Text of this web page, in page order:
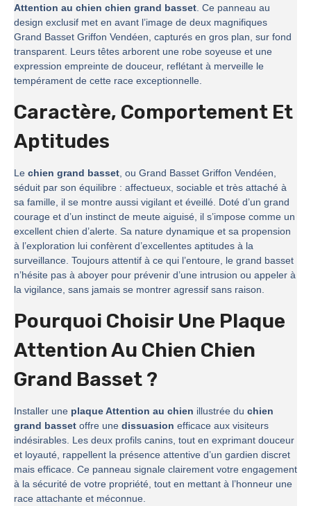
Attention au chien chien grand basset. Ce panneau au
design exclusif met en avant l’image de deux magnifiques
Grand Basset Griffon Vendéen, capturés en gros plan, sur fond
transparent. Leurs têtes arborent une robe soyeuse et une
expression empreinte de douceur, reflétant à merveille le
tempérament de cette race exceptionnelle.
Caractère, Comportement Et
Aptitudes
Le chien grand basset, ou Grand Basset Griffon Vendéen,
séduit par son équilibre : affectueux, sociable et très attaché à
sa famille, il se montre aussi vigilant et éveillé. Doté d’un grand
courage et d’un instinct de meute aiguisé, il s’impose comme un
excellent chien d’alerte. Sa nature dynamique et sa propension
à l’exploration lui confèrent d’excellentes aptitudes à la
surveillance. Toujours attentif à ce qui l’entoure, le grand basset
n’hésite pas à aboyer pour prévenir d’une intrusion ou appeler à
la vigilance, sans jamais se montrer agressif sans raison.
Pourquoi Choisir Une Plaque
Attention Au Chien Chien
Grand Basset ?
Installer une plaque Attention au chien illustrée du chien
grand basset offre une dissuasion efficace aux visiteurs
indésirables. Les deux profils canins, tout en exprimant douceur
et loyauté, rappellent la présence attentive d’un gardien discret
mais efficace. Ce panneau signale clairement votre engagement
à la sécurité de votre propriété, tout en mettant à l’honneur une
race attachante et méconnue.